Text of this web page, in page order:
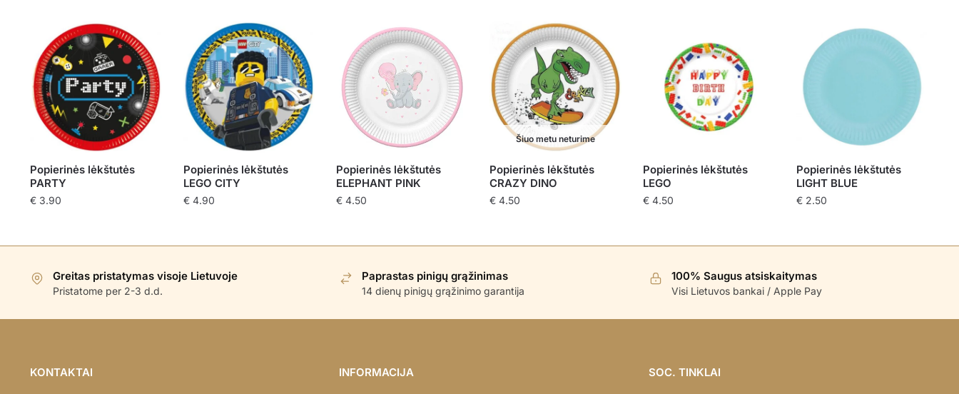
Popierinės lėkštutės
PARTY
€3.90
Popierinės lėkštutės
LEGO CITY
€4.90
Popierinės lėkštutės
ELEPHANT PINK
€ 4.50
Šiuo metu neturime
Popierinės lėkštutės
CRAZY DINO
€ 4.50
Popierinės lėkštutės
LEGO
€ 4.50
Popierinės lėkštutės
LIGHT BLUE
€2.50
Greitas pristatymas visoje Lietuvoje
Pristatome per 2-3 d.d.
Paprastas pinigų grąžinimas
14 dienų pinigų grąžinimo garantija
100% Saugus atsiskaitymas
Visi Lietuvos bankai / Apple Pay
KONTAKTAI INFORMACIJA SOC. TINKLAI